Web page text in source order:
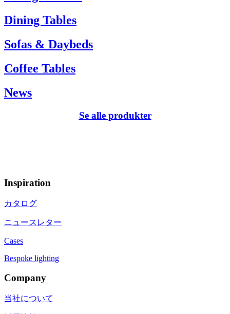
Dining Tables
Sofas & Daybeds
Coffee Tables
News
Se alle produkter
Inspiration
カタログ
ニュースレター
Cases
Bespoke lighting
Company
当社について